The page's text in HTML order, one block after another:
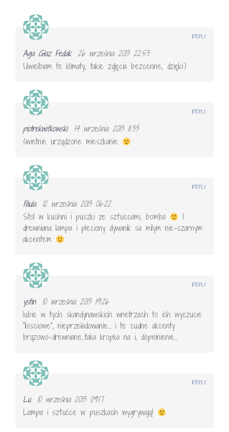
Aga Głaz Fedak 26 września 2013 22:53
Uwielbiam te klimaty, takie zdjęcia bezcenne, dzięki:)
REPLY
piotrekwitkowski
14 września 2013 11:33
świetnie urządzone mieszkanie
REPLY
Paula
12 września 2013 06:22
Stol w kuchni i puszki ze sztuccami, bomba
I
drewniana lampa i pleciony dywanik sa milym nie-czarnym
akcentem
REPLY
ystin
10 września 2013 19:26
lubie w tych skandynawskich wnetrzach to ich wyczucie
"ilosciowe", nieprzeładowanie… i te cudne akcenty
brązowo-drewniane…taka kropka na i, dopełnienie…
REPLY
Lu
10 września 2013 09:17
Lampa i sztućce w puszkach wygrywają!
REPLY